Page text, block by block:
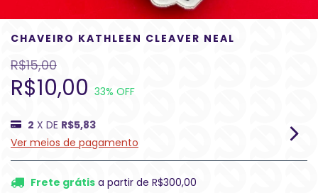
CHAVEIRO KATHLEEN CLEAVER NEAL
R$15,00
R$10,00 33% OFF
2 X DE R$5,83
Ver meios de pagamento
Frete grátis a partir de R$300,00